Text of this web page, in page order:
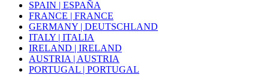
SPAIN | ESPAÑA
FRANCE | FRANCE
GERMANY | DEUTSCHLAND
ITALY | ITALIA
IRELAND | IRELAND
AUSTRIA | AUSTRIA
PORTUGAL | PORTUGAL